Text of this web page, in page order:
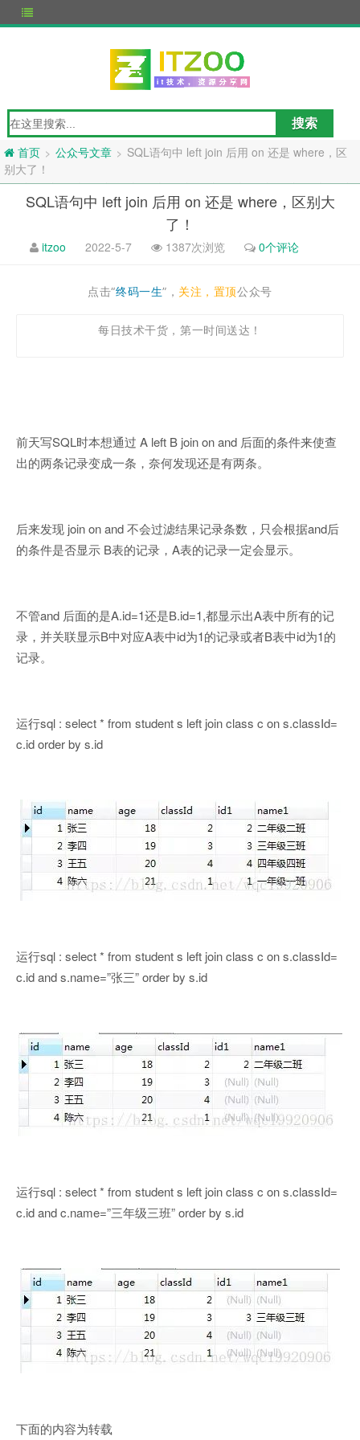
首页 > 公众号文章 > SQL语句中 left join 后用 on 还是 where，区
别大了！
SQL语句中 left join 后用 on 还是 where，区别大
了！
itzoo 2022-5-7 1387次浏览 0个评论
点击“终码一生”， 关注，置顶公众号
每日技术干货，第一时间送达！
前天写SQL时本想通过 A left B join on and 后面的条件来使查
出的两条记录变成一条，奈何发现还是有两条。
后来发现 join on and 不会过滤结果记录条数，只会根据and后
的条件是否显示 B表的记录，A表的记录一定会显示。
不管and 后面的是A.id=1还是B.id=1,都显示出A表中所有的记
录，并关联显示B中对应A表中id为1的记录或者B表中id为1的
记录。
运行sql : select * from student s left join class c on s.classId=
c.id order by s.id
运行sql : select * from student s left join class c on s.classId=
c.id and s.name=”张三” order by s.id
运行sql : select * from student s left join class c on s.classId=
c.id and c.name=”三年级三班” order by s.id
下面的内容为转载